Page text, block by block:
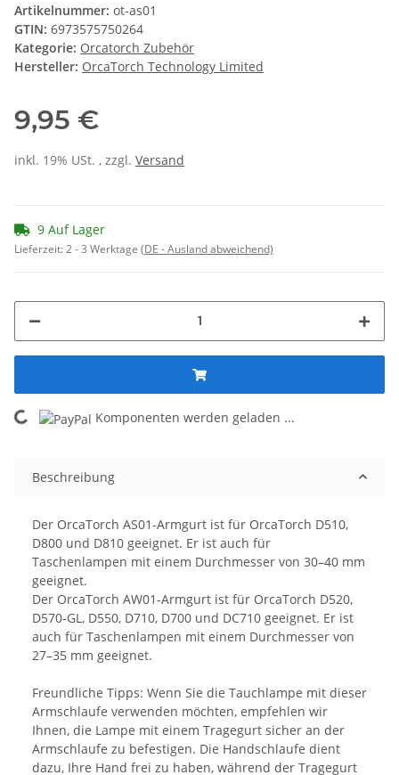
Artikelnummer: ot-as01
GTIN: 6973575750264
Kategorie: Orcatorch Zubehör
Hersteller: OrcaTorch Technology Limited
9,95 €
inkl. 19% USt. , zzgl. Versand
9 Auf Lager
Lieferzeit:2 - 3 Werktage (DE - Ausland abweichend)
Loading... Komponenten werden geladen ...
Beschreibung
Der OrcaTorch AS01-Armgurt ist für OrcaTorch D510,
D800 und D810 geeignet. Er ist auch für
Taschenlampen mit einem Durchmesser von 30–40 mm
geeignet.
Der OrcaTorch AW01-Armgurt ist für OrcaTorch D520,
D570-GL, D550, D710, D700 und DC710 geeignet. Er ist
auch für Taschenlampen mit einem Durchmesser von
27–35 mm geeignet.
Freundliche Tipps: Wenn Sie die Tauchlampe mit dieser
Armschlaufe verwenden möchten, empfehlen wir
Ihnen, die Lampe mit einem Tragegurt sicher an der
Armschlaufe zu befestigen. Die Handschlaufe dient
dazu, Ihre Hand frei zu haben, während der Tragegurt